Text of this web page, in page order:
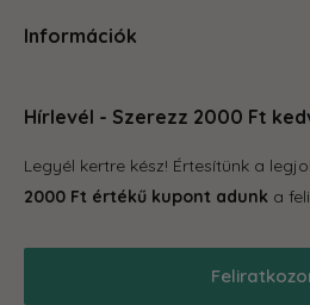
megteszünk mindent, hogy a
hogy megleld amire vágysz.
Kerti kiegészítők
Otthon és konyha
Grill
Balkonkertészet
Téli termékek
Információk
Kapcsolat
Gardino Hűségprogram
Reklamáció, garancia
Hírlevél - Szerezz 2000 Ft
Legyél kertre kész! Értesítünk a
2000 Ft értékű kupont adunk a